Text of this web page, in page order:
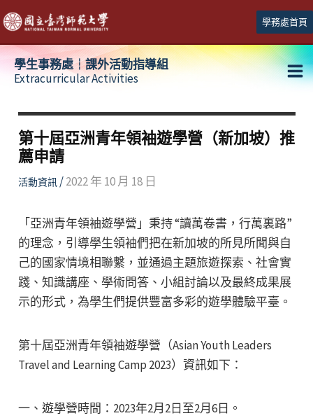
跳
至
主
學務處首頁
學生事務處┆課外活動指導組
Extracurricular Activities
第十屆亞洲青年領袖遊學營（新加坡）推
薦申請
活動資訊/2022 年 10 月 18 日
「亞洲青年領袖遊學營」秉持 “讀萬卷書，行萬裏路”
的理念，引導學生領袖們把在新加坡的所見所聞與自
己的國家情境相聯繫，並通過主題旅遊探索、社會實
踐、知識講座、學術問答、小組討論以及最終成果展
示的形式，為學生們提供豐富多彩的遊學體驗平臺。
第十屆亞洲青年領袖遊學營（Asian Youth Leaders
Travel and Learning Camp 2023）資訊如下：
一、遊學營時間：2023年2月2日至2月6日。